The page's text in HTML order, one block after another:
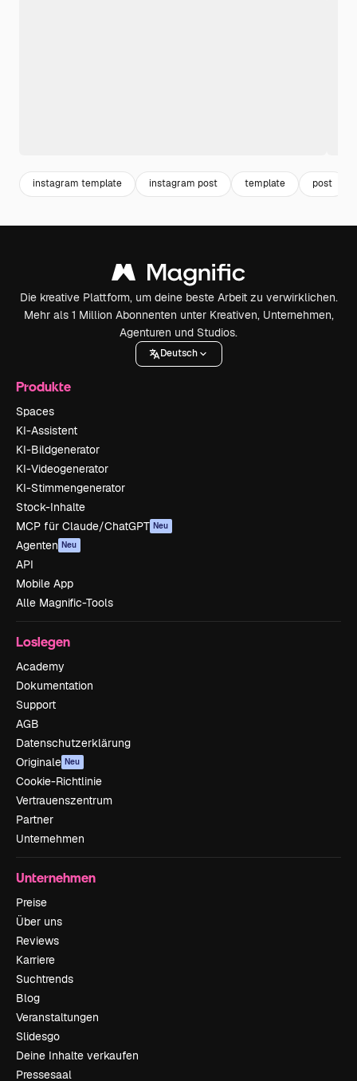
instagram template instagram post template post
Die kreative Plattform, um deine beste Arbeit zu verwirklichen.
Mehr als 1 Million Abonnenten unter Kreativen, Unternehmen,
Agenturen und Studios.
Deutsch
Produkte
Spaces
KI-Assistent
KI-Bildgenerator
KI-Videogenerator
KI-Stimmengenerator
Stock-Inhalte
MCP für Claude/ChatGPT Neu
Agenten Neu
API
Mobile App
Alle Magnific-Tools
Loslegen
Academy
Dokumentation
Support
AGB
Datenschutzerklärung
Originale Neu
Cookie-Richtlinie
Vertrauenszentrum
Partner
Unternehmen
Unternehmen
Preise
Über uns
Reviews
Karriere
Suchtrends
Blog
Veranstaltungen
Slidesgo
Deine Inhalte verkaufen
Pressesaal